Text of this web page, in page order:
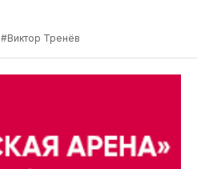
#Виктор Тренёв